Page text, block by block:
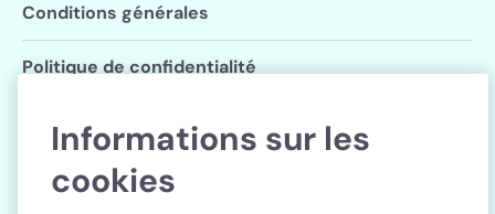
Conditions générales
Politique de confidentialité
Paramètres des cookies
Suivez Lenstore
Informations sur les
cookies